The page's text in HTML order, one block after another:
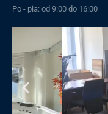
Po - pia: od 9:00 do 16:00